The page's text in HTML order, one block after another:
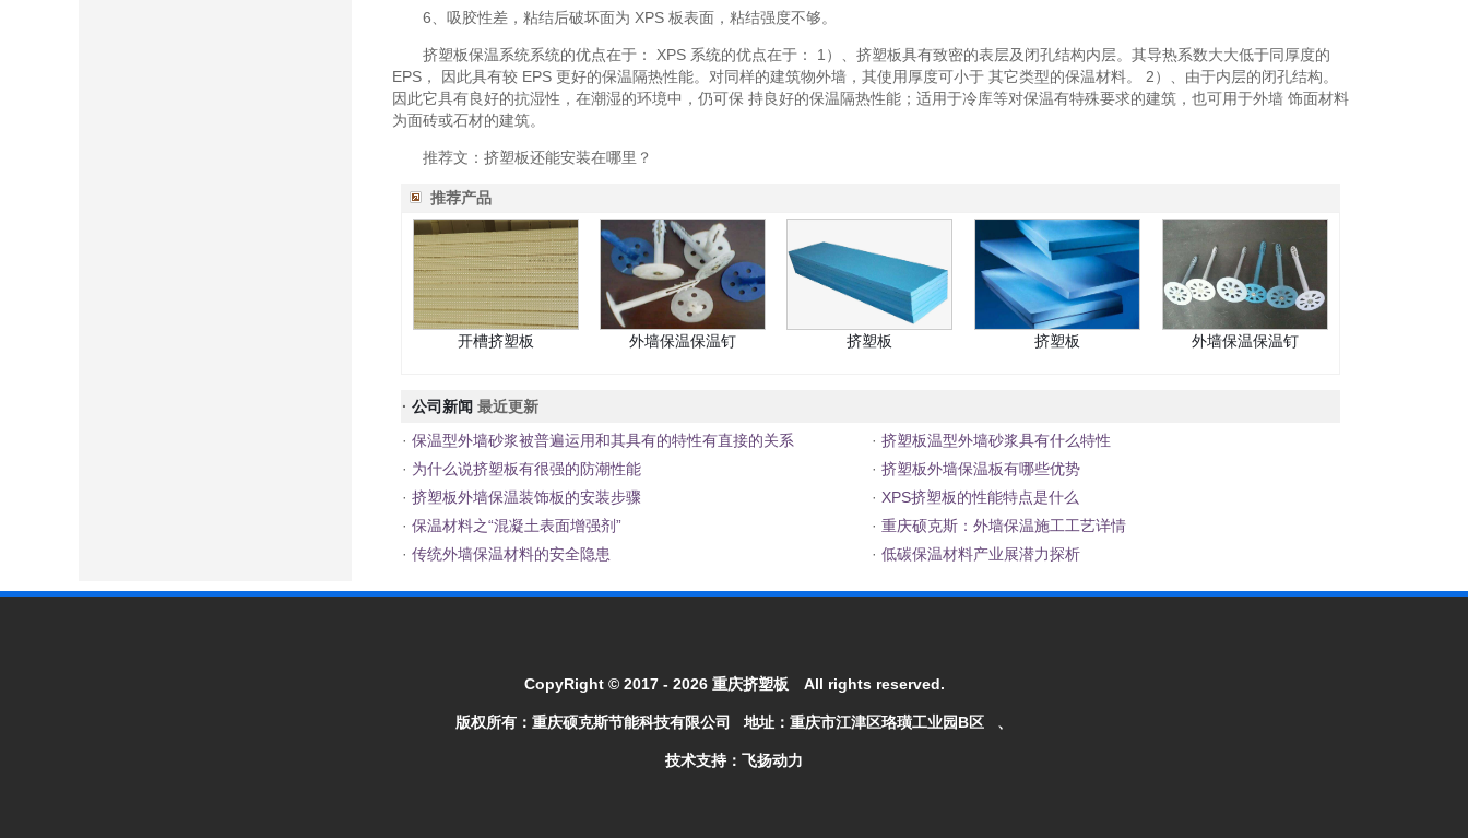
6、吸胶性差，粘结后破坏面为 XPS 板表面，粘结强度不够。
挤塑板保温系统系统的优点在于： XPS 系统的优点在于： 1）、挤塑板具有致密的表层及闭孔结构内层。其导热系数大大低于同厚度的
EPS， 因此具有较 EPS 更好的保温隔热性能。对同样的建筑物外墙，其使用厚度可小于 其它类型的保温材料。 2）、由于内层的闭孔结构。
因此它具有良好的抗湿性，在潮湿的环境中，仍可保 持良好的保温隔热性能；适用于冷库等对保温有特殊要求的建筑，也可用于外墙 饰面材料
为面砖或石材的建筑。
推荐文：挤塑板还能安装在哪里？
推荐产品
开槽挤塑板 外墙保温保温钉 挤塑板 挤塑板 外墙保温保温钉
· 公司新闻 最近更新
· 保温型外墙砂浆被普遍运用和其具有的特性有直接的关系 · 挤塑板温型外墙砂浆具有什么特性
· 为什么说挤塑板有很强的防潮性能 · 挤塑板外墙保温板有哪些优势
· 挤塑板外墙保温装饰板的安装步骤 · XPS挤塑板的性能特点是什么
· 保温材料之“混凝土表面增强剂” · 重庆硕克斯：外墙保温施工工艺详情
· 传统外墙保温材料的安全隐患 · 低碳保温材料产业展潜力探析
CopyRight © 2017 - 2026 重庆挤塑板 All rights reserved.
版权所有： 重庆硕克斯节能科技有限公司 地址：重庆市江津区珞璜工业园B区 、
技术支持：飞扬动力